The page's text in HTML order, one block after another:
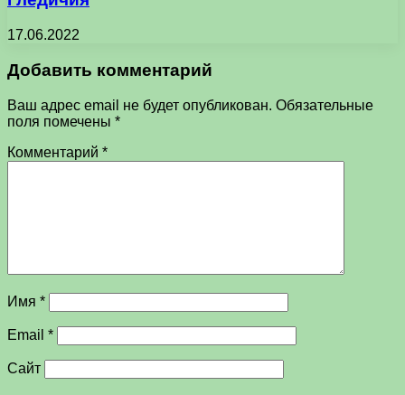
17.06.2022
Добавить комментарий
Ваш адрес email не будет опубликован. Обязательные
поля помечены *
Комментарий *
Имя *
Email *
Сайт